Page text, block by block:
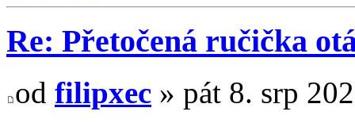
Re: Přetočená ručička
od filipxec » pát 8. srp